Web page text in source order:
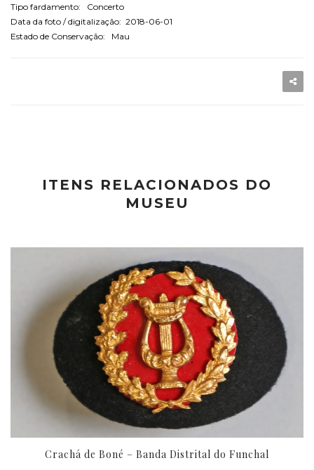
Tipo fardamento: Concerto
Data da foto / digitalização: 2018-06-01
Estado de Conservação: Mau
ITENS RELACIONADOS DO
MUSEU
Crachá de Boné – Banda Distrital do Funchal